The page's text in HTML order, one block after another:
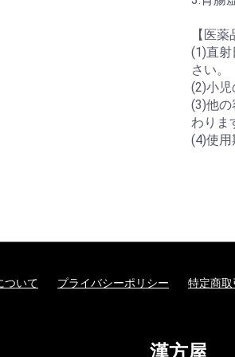
【医
(1)直
さい。
(2)小児
(3)他
わりま
(4)使用
ついて プライバシーポリシー 特定商
漢方屋